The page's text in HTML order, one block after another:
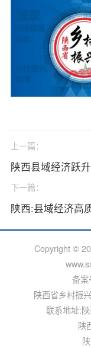
上一篇：
陕西县域经济跃升
下一篇：
陕西:县域经济高
Copyright ©
备案
陕西省乡村振
联系地址:
陕